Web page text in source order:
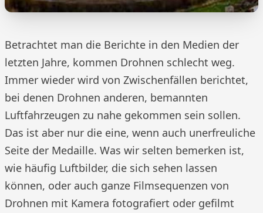
Betrachtet man die Berichte in den Medien der
letzten Jahre, kommen Drohnen schlecht weg.
Immer wieder wird von Zwischenfällen berichtet,
bei denen Drohnen anderen, bemannten
Luftfahrzeugen zu nahe gekommen sein sollen.
Das ist aber nur die eine, wenn auch unerfreuliche
Seite der Medaille. Was wir selten bemerken ist,
wie häufig Luftbilder, die sich sehen lassen
können, oder auch ganze Filmsequenzen von
Drohnen mit Kamera fotografiert oder gefilmt